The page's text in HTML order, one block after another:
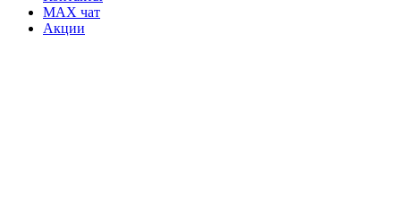
MAX чат
Акции